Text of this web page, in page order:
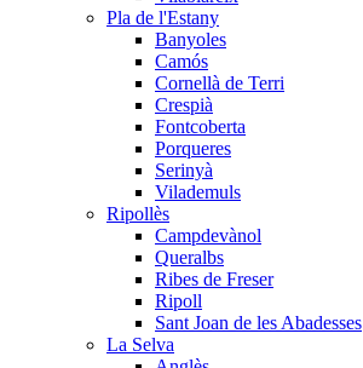
Pla de l'Estany
Banyoles
Camós
Cornellà de Terri
Crespià
Fontcoberta
Porqueres
Serinyà
Vilademuls
Ripollès
Campdevànol
Queralbs
Ribes de Freser
Ripoll
Sant Joan de les Abadesses
La Selva